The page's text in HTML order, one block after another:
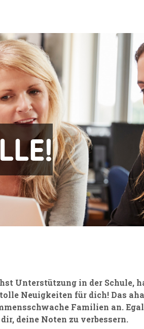
Unterstützung in der Schule,
Neuigkeiten für dich! Das
Familien an.
deine Noten zu verbessern.